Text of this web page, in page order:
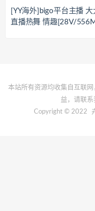
[YY海外]bigo平台主播 大
直播热舞 情趣[28V/
本站所有资源均收集自互联
益，请联系
Copyright © 2022